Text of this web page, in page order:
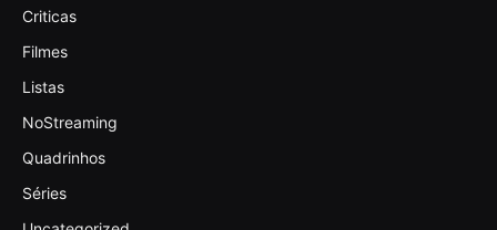
Criticas
Filmes
Listas
NoStreaming
Quadrinhos
Séries